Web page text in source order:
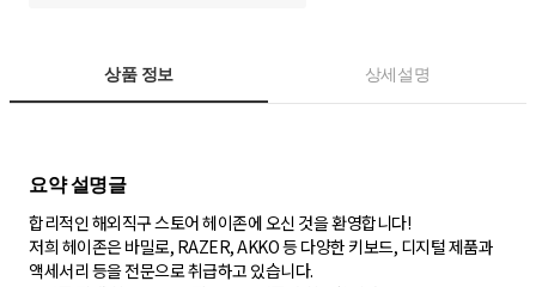
상품 정보 상세설명
요약 설명글
합리적인 해외직구 스토어 헤이존에 오신 것을 환영합니다!
저희 헤이존은 바밀로, RAZER, AKKO 등 다양한 키보드, 디지털 제품과
액세서리 등을 전문으로 취급하고 있습니다.